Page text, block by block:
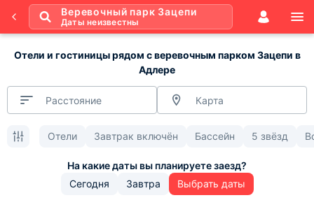
Веревочный парк Зацепи
Даты неизвестны
Отели и гостиницы рядом с веревочным парком Зацепи в
Адлере
Расстояние Карта
Отели Завтрак включён Бассейн 5 звёзд
Сегодня Завтра Выбрать даты